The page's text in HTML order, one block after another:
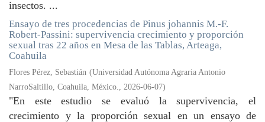
insectos. ...
Ensayo de tres procedencias de Pinus johannis M.-F.
Robert-Passini: supervivencia crecimiento y proporción
sexual tras 22 años en Mesa de las Tablas, Arteaga,
Coahuila
Flores Pérez, Sebastián (Universidad Autónoma Agraria Antonio
NarroSaltillo, Coahuila, México., 2026-06-07)
"En este estudio se evaluó la supervivencia, el
crecimiento y la proporción sexual en un ensayo de